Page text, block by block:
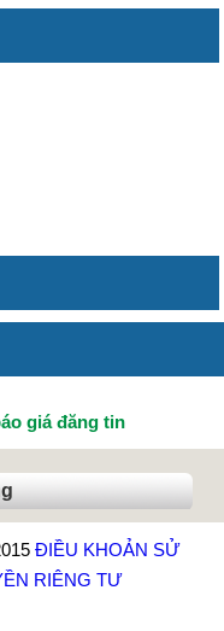
giá đăng tin
ĐIỀU KHOẢN SỬ
RIÊNG TƯ